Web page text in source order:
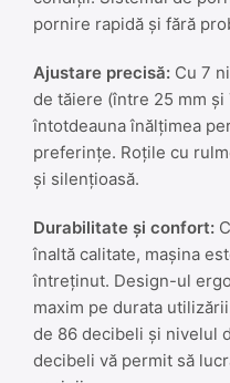
pornire rapidă și fără
Ajustare precisă: Cu 7
de tăiere (între 25 mm
întotdeauna înălțimea
preferințe. Roțile cu
și silențioasă.
Durabilitate și confort:
înaltă calitate, mașina
întreținut. Design-ul
maxim pe durata
de 86 decibeli și nivelul
decibeli vă permit să